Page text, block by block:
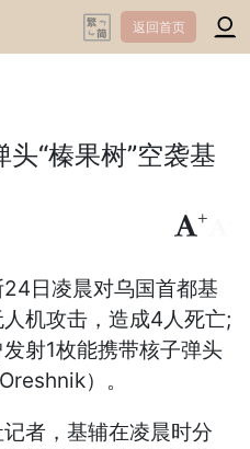
返回首页
“榛果树”空袭基
+
日凌晨对乌国首都基
机攻击，造成4人死亡;
射1枚能携带核子弹头
）。
者，基辅在凌晨时分